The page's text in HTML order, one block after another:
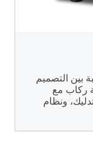
بين التصميم
ركاب مع
ونظام